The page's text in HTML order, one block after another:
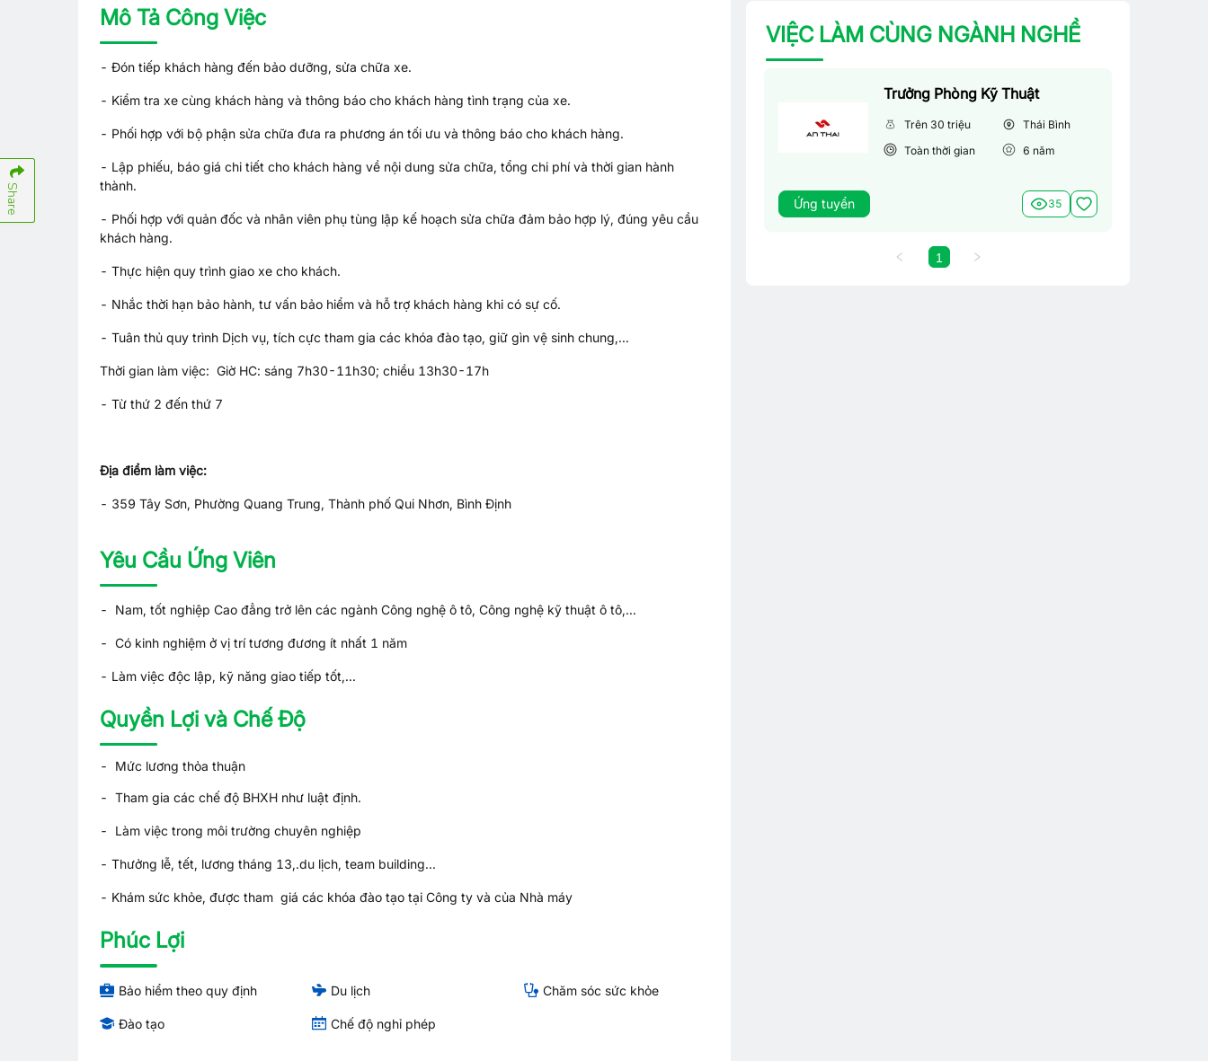
Mô Tả Công Việc
- Đón tiếp khách hàng đến bảo dưỡng, sửa chữa xe.
- Kiểm tra xe cùng khách hàng và thông báo cho khách hàng tình trạng của xe.
- Phối hợp với bộ phận sửa chữa đưa ra phương án tối ưu và thông báo cho khách hàng.
- Lập phiếu, báo giá chi tiết cho khách hàng về nội dung sửa chữa, tổng chi phí và thời gian hành
thành.
- Phối hợp với quản đốc và nhân viên phụ tùng lập kế hoạch sửa chữa đảm bảo hợp lý, đúng yêu cầu
khách hàng.
- Thực hiện quy trình giao xe cho khách.
- Nhắc thời hạn bảo hành, tư vấn bảo hiểm và hỗ trợ khách hàng khi có sự cố.
- Tuân thủ quy trình Dịch vụ, tích cực tham gia các khóa đào tạo, giữ gìn vệ sinh chung,...
Thời gian làm việc: Giờ HC: sáng 7h30-11h30; chiều 13h30-17h
- Từ thứ 2 đến thứ 7
Địa điểm làm việc:
- 359 Tây Sơn, Phường Quang Trung, Thành phố Qui Nhơn, Bình Định
Yêu Cầu Ứng Viên
- Nam, tốt nghiệp Cao đẳng trở lên các ngành Công nghệ ô tô, Công nghệ kỹ thuật ô tô,...
- Có kinh nghiệm ở vị trí tương đương ít nhất 1 năm
- Làm việc độc lập, kỹ năng giao tiếp tốt,...
Quyền Lợi và Chế Độ
- Mức lương thỏa thuận
- Tham gia các chế độ BHXH như luật định.
- Làm việc trong môi trường chuyên nghiệp
- Thưởng lễ, tết, lương tháng 13,.du lịch, team building...
- Khám sức khỏe, được tham giá các khóa đào tạo tại Công ty và của Nhà máy
Phúc Lợi
Bảo hiểm theo quy định Du lịch Chăm sóc sức khỏe
Đào tạo Chế độ nghỉ phép
VIỆC LÀM CÙNG NGÀNH NGHỀ
Trưởng Phòng Kỹ Thuật
Trên 30 triệu
Thái Bình
Toàn thời gian
6 năm
Ứng tuyển 35
1
Share